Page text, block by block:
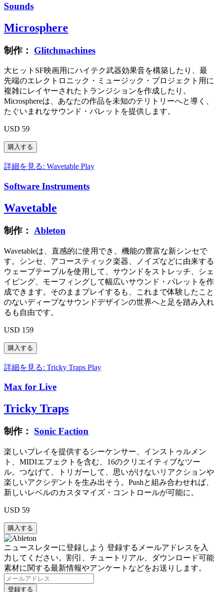
Sounds
Microsphere
制作： Glitchmachines
大ヒットSF映画用にハイテク武器効果音を構築したり、最
先端のエレクトロニック・ミュージック・プロジェクト用に
複雑にレイヤーされたトランジションを作成したり。
Microsphereは、あなたの作品を未知のテリトリーへと導く、
たぐいまれなサウンド・パレットを提供します。
USD 59
詳細を見る: Wavetable Play
Software Instruments
Wavetable
制作： Ableton
Wavetableは、直感的に使用でき、機能の豊富な新シンセで
す。シンセ、アコースティック楽器、ノイズなどに由来する
ウェーブテーブルを使用して、サウンドをストレッチ、シェ
イピング、モーフィングして幅広いサウンド・パレットを作
成できます。そのままプレイするも、これまで体験したこと
のないディープなサウンドデザインの世界へと足を踏み入れ
るも自由です。
USD 159
詳細を見る: Tricky Traps Play
Max for Live
Tricky Traps
制作： Sonic Faction
楽しいプレイを提供するシーケンサー、インストゥルメン
ト、MIDIエフェクトを含む、16のクリエイティブなツー
ル。つなげて、トリガーして、思いがけないリアクションや
楽しいアクシデントを生み出そう。Pushと組み合わせれば、
新しいレベルのカスタマイズ・コントロールが可能に。
USD 59
ニュースレターに登録しよう 登録するメールアドレスを入
力してください。割引、チュートリアル、ダウンロード可能
素材に関する最新情報やアンケートなどをお送りします。